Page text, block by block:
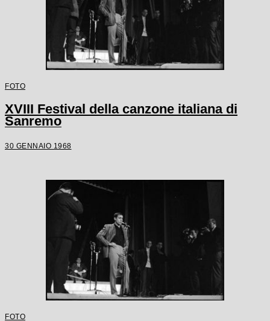
FOTO
XVIII Festival della canzone italiana di
Sanremo
30 GENNAIO 1968
FOTO